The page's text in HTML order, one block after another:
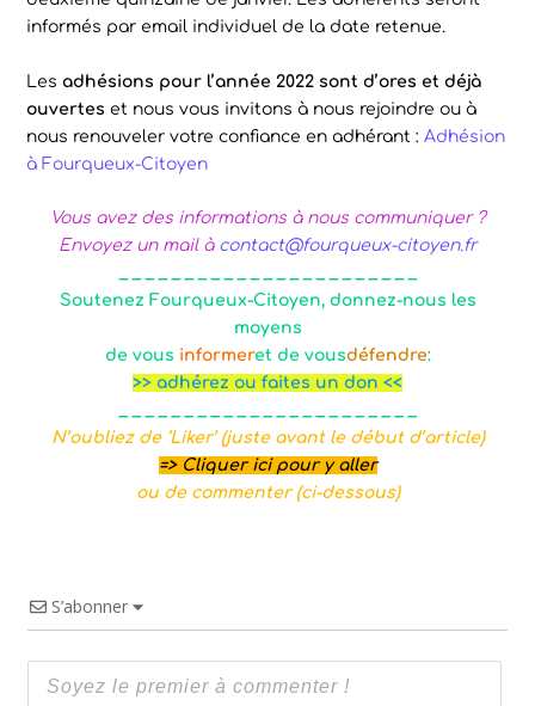
informés par email individuel de la date retenue.
Les adhésions pour l’année 2022 sont d’ores et déjà
ouvertes et nous vous invitons à nous rejoindre ou à
nous renouveler votre confiance en adhérant :Adhésion
à Fourqueux-Citoyen
Vous avez des informations à nous communiquer ?
Envoyez un mail à contact@fourqueux-citoyen.fr
Soutenez Fourqueux-Citoyen, donnez-nous les
moyens
de vous informeret de vousdéfendre:
>> adhérez ou faites un don <<
N’oubliez de ‘Liker’ (juste avant le début d’article)
=> Cliquer ici pour y aller
ou de commenter (ci-dessous)
S’abonner